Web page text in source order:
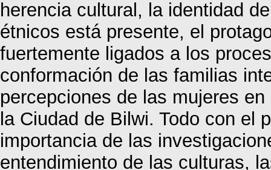
herencia cultural, la identidad
étnicos está presente, el
fuertemente ligados a los
conformación de las familias
percepciones de las mujeres
la Ciudad de Bilwi. Todo con el
importancia de las
entendimiento de las culturas,